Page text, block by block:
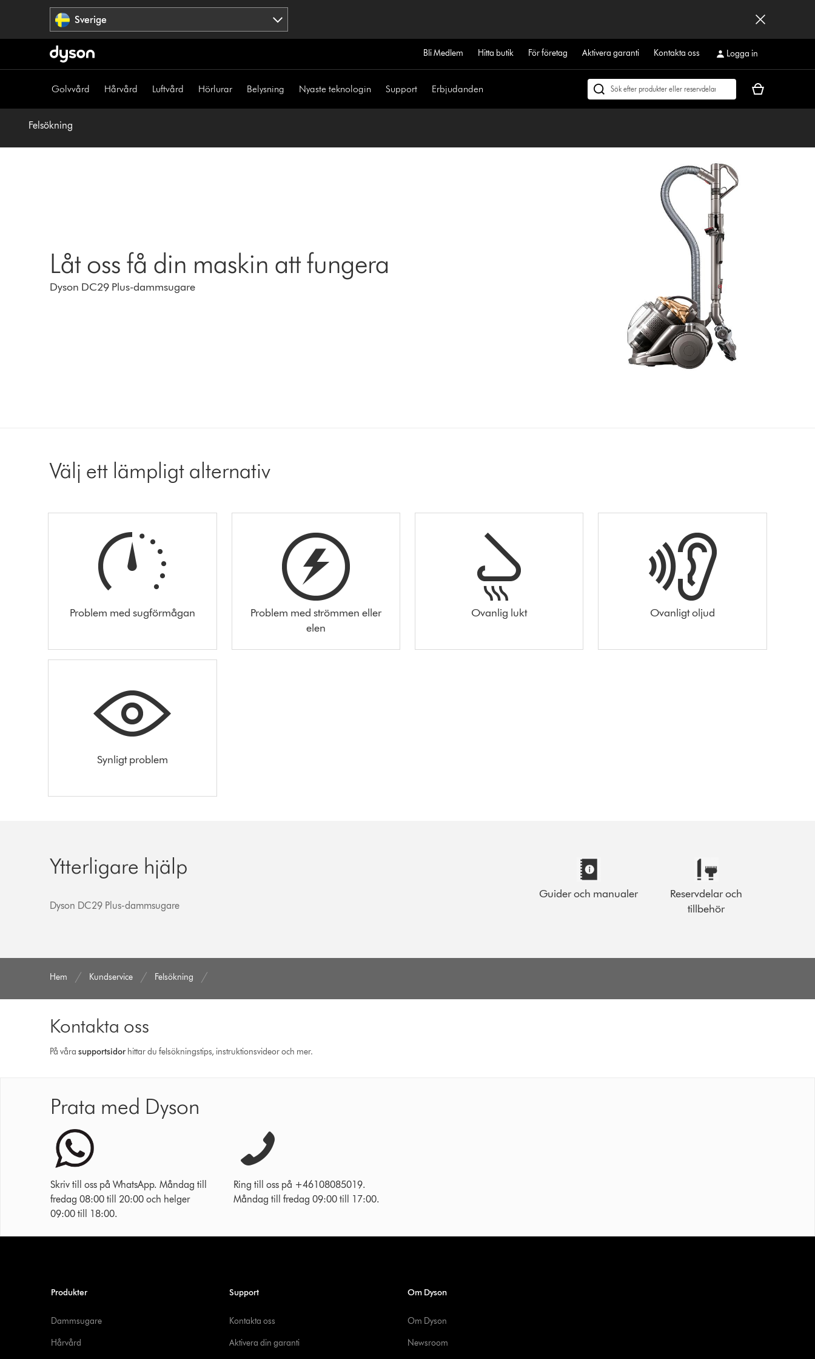
Sverige
Bli Medlem Hitta butik För företag Aktivera garanti Kontakta oss Logga in
Golvvård Hårvård Luftvård Hörlurar Belysning Nyaste teknologin Support Erbjudanden
Sök
Kundvagnen
Felsökning
Låt oss få din maskin att fungera
Dyson DC29 Plus-dammsugare
Välj ett lämpligt alternativ
Problem med sugförmågan
Problem med strömmen eller
elen
Ovanlig lukt Ovanligt oljud
Synligt problem
Ytterligare hjälp
Dyson DC29 Plus-dammsugare
Guider och manualer
Reservdelar och
tillbehör
Hem Kundservice Felsökning
Kontakta oss
På vårasupport­sidor hittar du felsökningstips, instruktionsvideor och mer.
Prata med Dyson
Skriv till oss på WhatsApp. Måndag till
fredag 08:00 till 20:00 och helger
09:00 till 18:00.
Ring till oss på +46108085019.
Måndag till fredag 09:00 till 17:00.
Produkter
Dammsugare
Hårvård
Support
Kontakta oss
Aktivera din garanti
Om Dyson
Om Dyson
Newsroom